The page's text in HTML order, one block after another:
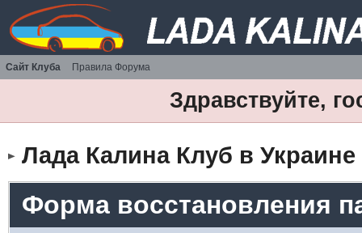
Сайт Клуба Правила Форума
Здравствуйте,
Лада Калина Клуб в Украине
Форма восстановления